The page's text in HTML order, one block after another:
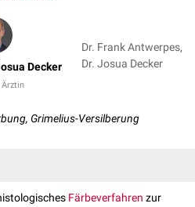
Decker
Dr. Frank Antwerpes,
Dr. Josua Decker
Grimelius-Versilberung
Färbeverfahren zur